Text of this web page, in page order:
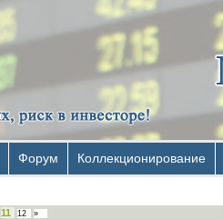
Форум Коллекционирование
11 12
»